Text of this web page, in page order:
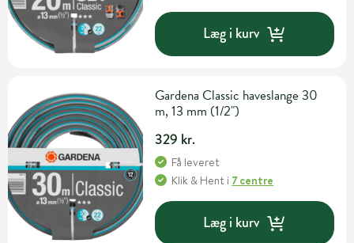
Læg i kurv
Gardena Classic haveslange 30
m, 13 mm (1/2")
329 kr.
Få leveret
Klik & Hent i 7 centre
Læg i kurv